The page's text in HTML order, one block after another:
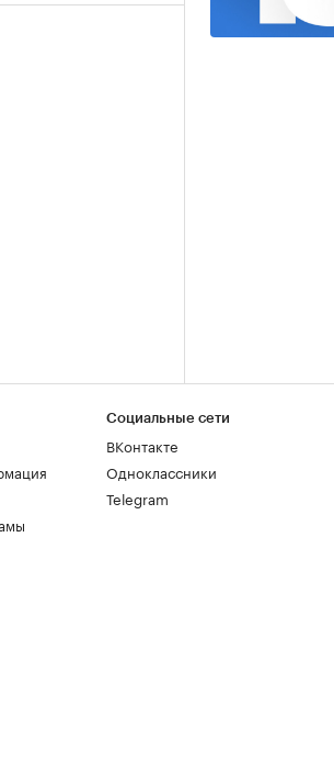
Социальные сети
ВКонтакте
Одноклассники
Telegram